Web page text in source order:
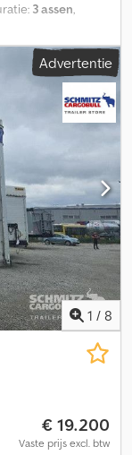
3 assen,
2.700 mm,
385/65
6608 kg,
(L x B x H):
385/65 R22.5,
, derde as: ,
achteras kunnen
aansluitstekker
al onze
Heeft u
een telematica-
Aozrrp Ssi Dorf
Advertentie
1 / 8
€ 19.200
Vaste prijs excl. btw